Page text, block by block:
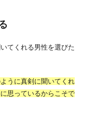
てくれる男性を選びた
うに真剣に聞いてくれ
思っているからこそで